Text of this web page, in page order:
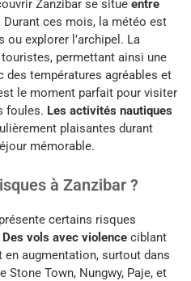
Zanzibar se situe entre
Durant ces mois, la météo est
ou explorer l’archipel. La
permettant ainsi une
des températures agréables et
le moment parfait pour visiter
foules. Les activités nautiques
plaisantes durant
mémorable.
à Zanzibar ?
certains risques
Des vols avec violence ciblant
augmentation, surtout dans
Town, Nungwy, Paje, et